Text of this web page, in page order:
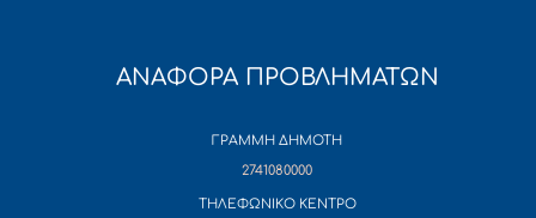
ΑΝΑΦΟΡΑ ΠΡΟΒΛΗΜΑΤΩΝ
ΓΡΑΜΜΗ ΔΗΜΟΤΗ
2741080000
ΤΗΛΕΦΩΝΙΚΟ ΚΕΝΤΡΟ